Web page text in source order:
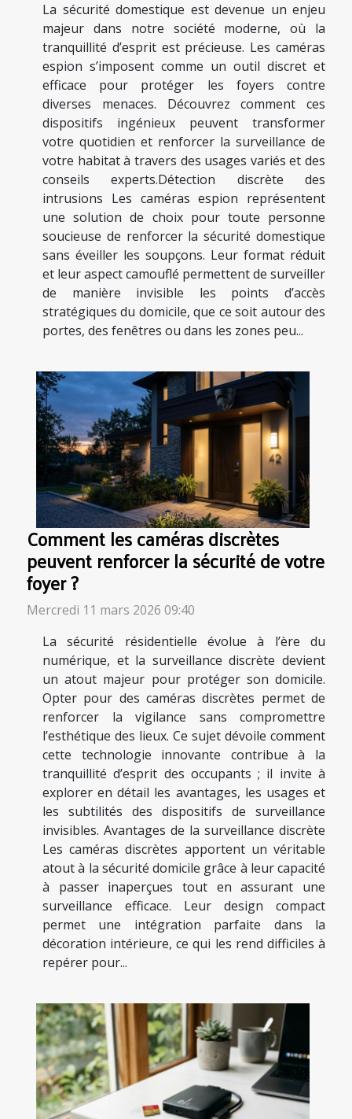
La sécurité domestique est devenue un enjeu
majeur dans notre société moderne, où la
tranquillité d’esprit est précieuse. Les caméras
espion s’imposent comme un outil discret et
efficace pour protéger les foyers contre
diverses menaces. Découvrez comment ces
dispositifs ingénieux peuvent transformer
votre quotidien et renforcer la surveillance de
votre habitat à travers des usages variés et des
conseils experts.Détection discrète des
intrusions Les caméras espion représentent
une solution de choix pour toute personne
soucieuse de renforcer la sécurité domestique
sans éveiller les soupçons. Leur format réduit
et leur aspect camouflé permettent de surveiller
de manière invisible les points d’accès
stratégiques du domicile, que ce soit autour des
portes, des fenêtres ou dans les zones peu...
Comment les caméras discrètes
peuvent renforcer la sécurité de votre
foyer ?
Mercredi 11 mars 2026 09:40
La sécurité résidentielle évolue à l’ère du
numérique, et la surveillance discrète devient
un atout majeur pour protéger son domicile.
Opter pour des caméras discrètes permet de
renforcer la vigilance sans compromettre
l’esthétique des lieux. Ce sujet dévoile comment
cette technologie innovante contribue à la
tranquillité d’esprit des occupants ; il invite à
explorer en détail les avantages, les usages et
les subtilités des dispositifs de surveillance
invisibles. Avantages de la surveillance discrète
Les caméras discrètes apportent un véritable
atout à la sécurité domicile grâce à leur capacité
à passer inaperçues tout en assurant une
surveillance efficace. Leur design compact
permet une intégration parfaite dans la
décoration intérieure, ce qui les rend difficiles à
repérer pour...